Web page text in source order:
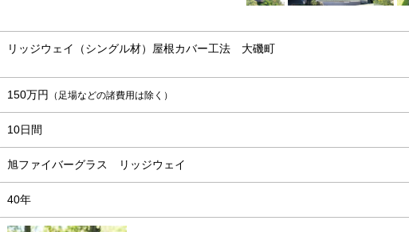
リッジウェイ（シングル材）屋根カバー工法 大磯町
150万円 （足場などの諸費用は除く）
10日間
旭ファイバーグラス リッジウェイ
40年